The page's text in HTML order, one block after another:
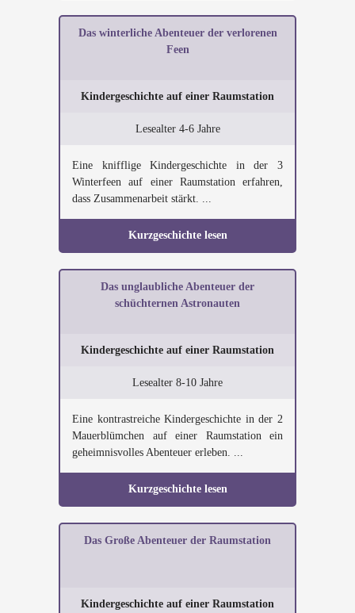
Das winterliche Abenteuer der verlorenen
Feen
Kindergeschichte auf einer Raumstation
Lesealter 4-6 Jahre
Eine knifflige Kindergeschichte in der 3
Winterfeen auf einer Raumstation erfahren,
dass Zusammenarbeit stärkt. ...
Kurzgeschichte lesen
Das unglaubliche Abenteuer der
schüchternen Astronauten
Kindergeschichte auf einer Raumstation
Lesealter 8-10 Jahre
Eine kontrastreiche Kindergeschichte in der 2
Mauerblümchen auf einer Raumstation ein
geheimnisvolles Abenteuer erleben. ...
Kurzgeschichte lesen
Das Große Abenteuer der Raumstation
Kindergeschichte auf einer Raumstation